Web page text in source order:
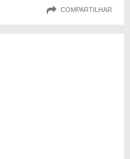
COMPARTILHAR